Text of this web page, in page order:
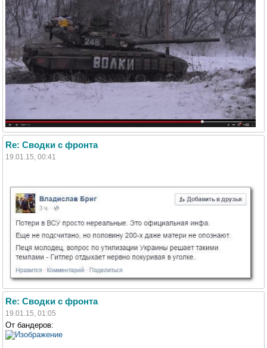
Re: Сводки с фронта
19.01.15, 00:41
Re: Сводки с фронта
19.01.15, 01:05
От бандеров: